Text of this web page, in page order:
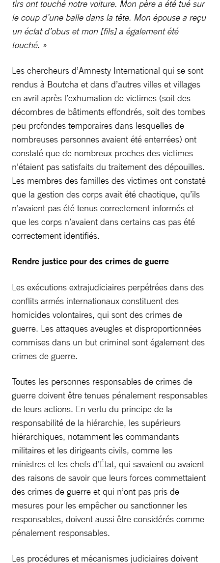
tirs ont touché notre voiture. Mon père a été tué sur
le coup d’une balle dans la tête. Mon épouse a reçu
un éclat d’obus et mon [fils] a également été
touché. »
Les chercheurs d’Amnesty International qui se sont
rendus à Boutcha et dans d’autres villes et villages
en avril après l’exhumation de victimes (soit des
décombres de bâtiments effondrés, soit des tombes
peu profondes temporaires dans lesquelles de
nombreuses personnes avaient été enterrées) ont
constaté que de nombreux proches des victimes
n’étaient pas satisfaits du traitement des dépouilles.
Les membres des familles des victimes ont constaté
que la gestion des corps avait été chaotique, qu’ils
n’avaient pas été tenus correctement informés et
que les corps n’avaient dans certains cas pas été
correctement identifiés.
Rendre justice pour des crimes de guerre
Les exécutions extrajudiciaires perpétrées dans des
conflits armés internationaux constituent des
homicides volontaires, qui sont des crimes de
guerre. Les attaques aveugles et disproportionnées
commises dans un but criminel sont également des
crimes de guerre.
Toutes les personnes responsables de crimes de
guerre doivent être tenues pénalement responsables
de leurs actions. En vertu du principe de la
responsabilité de la hiérarchie, les supérieurs
hiérarchiques, notamment les commandants
militaires et les dirigeants civils, comme les
ministres et les chefs d’État, qui savaient ou avaient
des raisons de savoir que leurs forces commettaient
des crimes de guerre et qui n’ont pas pris de
mesures pour les empêcher ou sanctionner les
responsables, doivent aussi être considérés comme
pénalement responsables.
Les procédures et mécanismes judiciaires doivent